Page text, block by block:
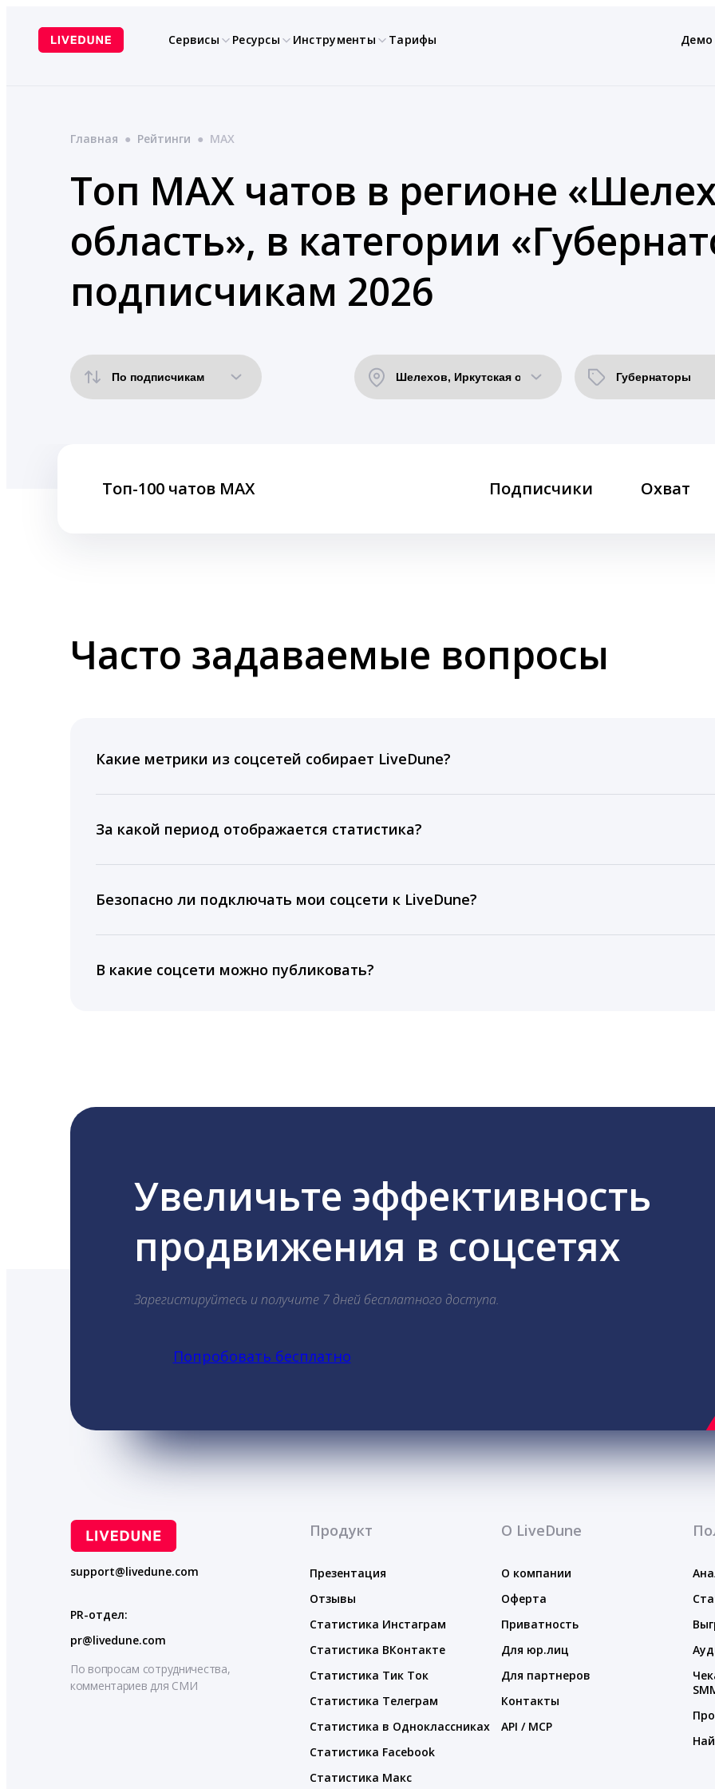
содержимому
Сервисы Ресурсы Инструменты Тарифы Демо
Главная ● Рейтинги ● MAX
Топ MAX чатов в регионе
область», в категории
подписчикам 2026
Топ-100 чатов MAX Подписчики Охват
Часто задаваемые вопросы
Какие метрики из соцсетей собирает LiveDune?
время для публикации, показываем лучшие посты и присылаем автоматические отчеты с
За какой период отображается статистика?
подключении тарифа Блогер. При оплате тарифа Бизнес отображаются сведения за 3 года, а
5 лет.
Безопасно ли подключать мои соцсети к LiveDune?
информацию третьим лицам.
В какие соцсети можно публиковать?
Увеличьте эффективность
продвижения в соцсетях
Зарегистируйтесь и получите 7 дней бесплатного доступа.
Попробовать бесплатно
support@livedune.com
PR-отдел:
pr@livedune.com
По вопросам сотрудничества,
комментариев для СМИ
Продукт
Презентация
Отзывы
Статистика Инстаграм
Статистика ВКонтакте
Статистика Тик Ток
Статистика Телеграм
Статистика в Одноклассниках
Статистика Facebook
Статистика Макс
О LiveDune
О компании
Оферта
Приватность
Для юр.лиц
Для партнеров
Контакты
API / MCP